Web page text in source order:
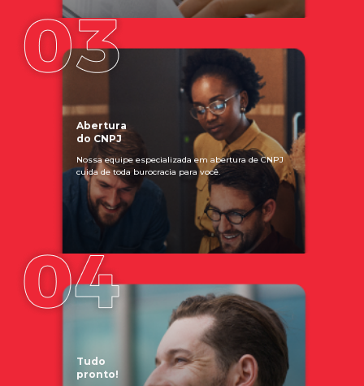
Abertura
do CNPJ
Nossa equipe especializada em abertura de CNPJ
cuida de toda burocracia para você.
Tudo
pronto!